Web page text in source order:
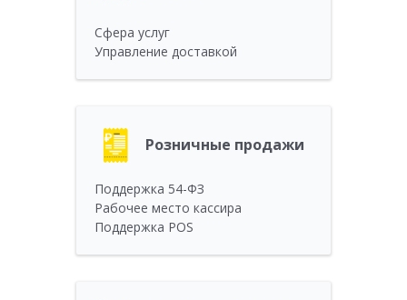
Сфера услуг
Управление доставкой
Розничные продажи
Поддержка 54-ФЗ
Рабочее место кассира
Поддержка POS